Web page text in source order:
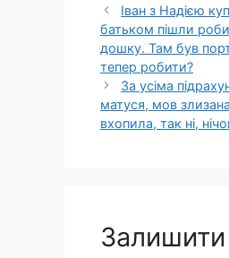
Іван з Надією
батьком пішли
дошку. Там був
тепер робити?
За усіма
матуся, мов
вxопила, так ні,